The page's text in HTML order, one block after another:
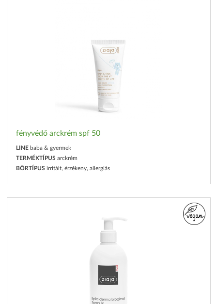
fényvédő arckrém spf 50
LINE baba & gyermek
TERMÉKTÍPUS arckrém
BŐRTÍPUS irritált, érzékeny, allergiás